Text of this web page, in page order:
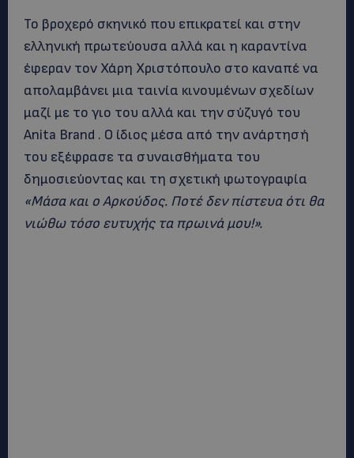
Το βροχερό σκηνικό που επικρατεί και στην
ελληνική πρωτεύουσα αλλά και η καραντίνα
έφεραν τον Χάρη Χριστόπουλο στο καναπέ να
απολαμβάνει μια ταινία κινουμένων σχεδίων
μαζί με το γιο του αλλά και την σύζυγό του
Anita Brand . Ο ίδιος μέσα από την ανάρτησή
του εξέφρασε τα συναισθήματα του
δημοσιεύοντας και τη σχετική φωτογραφία
«Μάσα και ο Αρκούδος. Ποτέ δεν πίστευα ότι θα
νιώθω τόσο ευτυχής τα πρωινά μου!».